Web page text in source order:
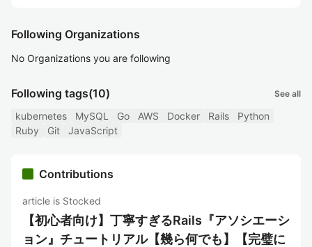
Following Organizations
No Organizations you are following
Following tags(10) See all
kubernetes MySQL Go AWS Docker Rails
Python
Ruby
Git JavaScript
Contributions
article is Stocked
【初心者向け】丁寧すぎるRails『アソシエーシ
ョン』チュートリアル【幾ら何でも】【完璧に